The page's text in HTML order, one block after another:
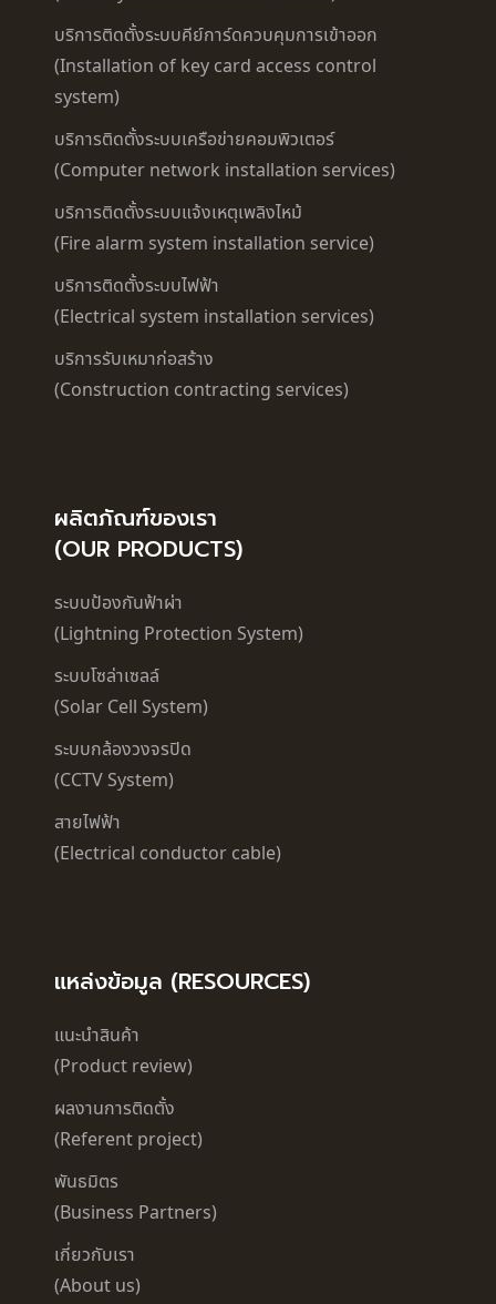
บริการติดตั้งระบบคีย์การ์ดควบคุมการเข้าออก
(Installation of key card access control
system)
บริการติดตั้งระบบเครือข่ายคอมพิวเตอร์
(Computer network installation services)
บริการติดตั้งระบบแจ้งเหตุเพลิงไหม้
(Fire alarm system installation service)
บริการติดตั้งระบบไฟฟ้า
(Electrical system installation services)
บริการรับเหมาก่อสร้าง
(Construction contracting services)
ผลิตภัณฑ์ของเรา
(OUR PRODUCTS)
ระบบป้องกันฟ้าผ่า
(Lightning Protection System)
ระบบโซล่าเซลล์
(Solar Cell System)
ระบบกล้องวงจรปิด
(CCTV System)
สายไฟฟ้า
(Electrical conductor cable)
แหล่งข้อมูล (RESOURCES)
แนะนำสินค้า
(Product review)
ผลงานการติดตั้ง
(Referent project)
พันธมิตร
(Business Partners)
เกี่ยวกับเรา
(About us)